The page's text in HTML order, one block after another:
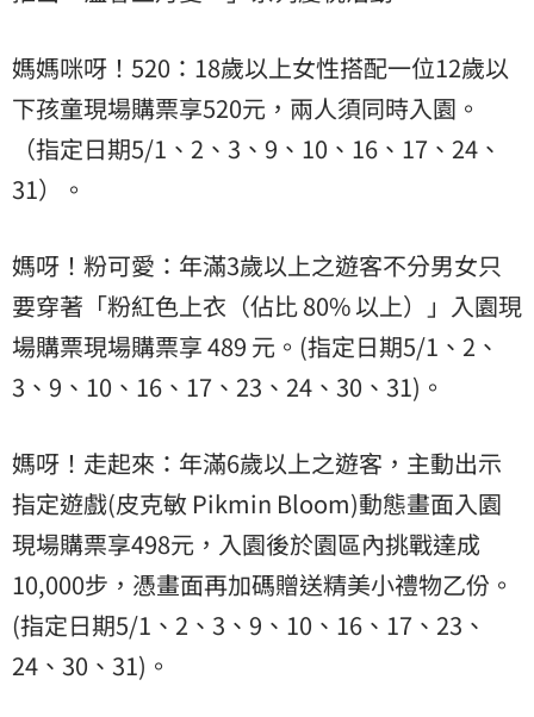
媽媽咪呀！520：18歲以上女性搭配一位12歲以
下孩童現場購票享520元，兩人須同時入園。
（指定日期5/1、2、3、9、10、16、17、24、
31）。
媽呀！粉可愛：年滿3歲以上之遊客不分男女只
要穿著「粉紅色上衣（佔比 80% 以上）」入園現
場購票現場購票享 489 元。(指定日期5/1、2、
3、9、10、16、17、23、24、30、31)。
媽呀！走起來：年滿6歲以上之遊客，主動出示
指定遊戲(皮克敏 Pikmin Bloom)動態畫面入園
現場購票享498元，入園後於園區內挑戰達成
10,000步，憑畫面再加碼贈送精美小禮物乙份。
(指定日期5/1、2、3、9、10、16、17、23、
24、30、31)。